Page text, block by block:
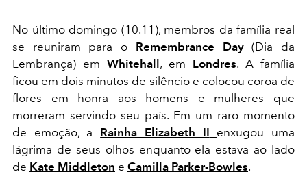
No último domingo (10.11), membros da família real
se reuniram para o Remembrance Day(Dia da
Lembrança) em Whitehall , em Londres. A família
ficou em dois minutos de silêncio e colocou coroa de
flores em honra aos homens e mulheres que
morreram servindo seu país. Em um raro momento
de emoção, a Rainha Elizabeth II enxugou uma
lágrima de seus olhos enquanto ela estava ao lado
de Kate Middleton e Camilla Parker-Bowles.